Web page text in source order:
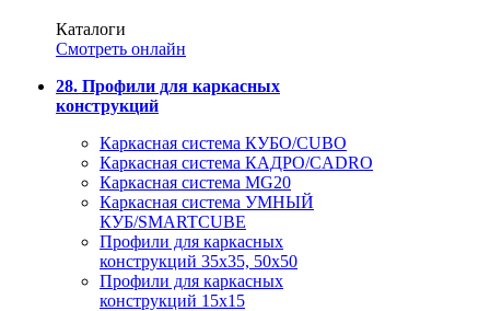
Каталоги
Смотреть онлайн
28. Профили для каркасных
конструкций
Каркасная система КУБО/CUBO
Каркасная система КАДРО/CADRO
Каркасная система MG20
Каркасная система УМНЫЙ
КУБ/SMARTCUBE
Профили для каркасных
конструкций 35x35, 50x50
Профили для каркасных
конструкций 15х15